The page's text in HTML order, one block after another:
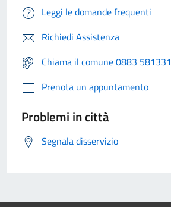
Leggi le domande frequenti
Richiedi Assistenza
Chiama il comune 0883 581331
Prenota un appuntamento
Problemi in città
Segnala disservizio